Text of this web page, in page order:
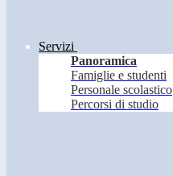
Servizi
Panoramica
Famiglie e studenti
Personale scolastico
Percorsi di studio